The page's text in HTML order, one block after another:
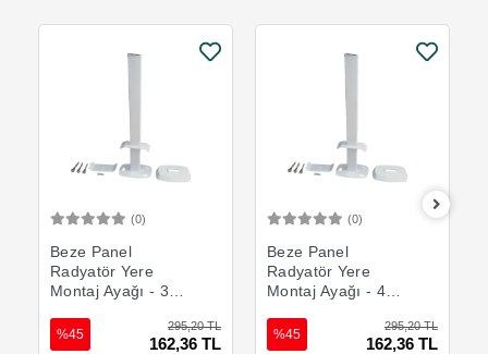
(0)
Beze Panel
Radyatör Yere
Montaj Ayağı - 30
295,20 TL
162,36 TL
%45
(0)
Beze Panel
Radyatör Yere
Montaj Ayağı - 40
295,20 TL
162,36 TL
%45